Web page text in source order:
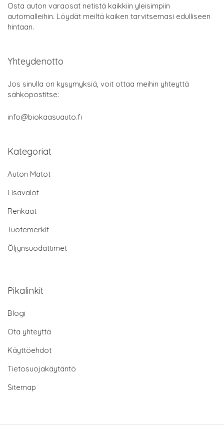
Osta auton varaosat netistä kaikkiin yleisimpiin
automalleihin. Löydät meiltä kaiken tarvitsemasi edulliseen
hintaan.
Yhteydenotto
Jos sinulla on kysymyksiä, voit ottaa meihin yhteyttä
sähköpostitse:
info@biokaasuauto.fi
Kategoriat
Auton Matot
Lisävalot
Renkaat
Tuotemerkit
Öljynsuodattimet
Pikalinkit
Blogi
Ota yhteyttä
Käyttöehdot
Tietosuojakäytäntö
Sitemap